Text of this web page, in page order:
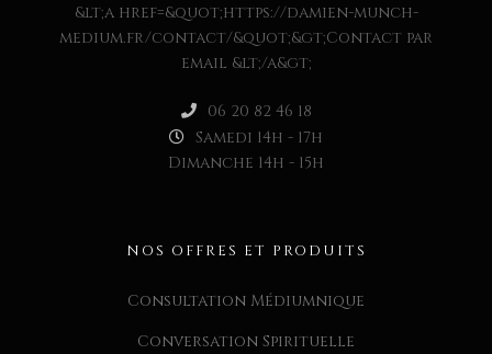
&lt;a href=&quot;https://damien-munch-
medium.fr/contact/&quot;&gt;Contact par
email &lt;/a&gt;
06 20 82 46 18
Samedi 14h - 17h
Dimanche 14h - 15h
NOS OFFRES ET PRODUITS
Consultation Médiumnique
Conversation Spirituelle